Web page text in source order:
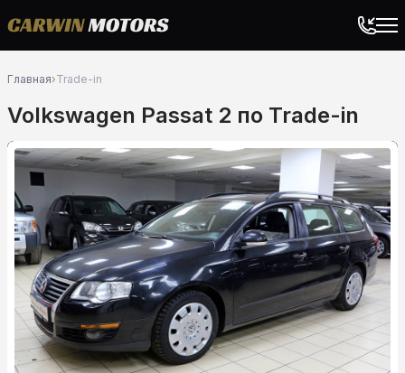
Главная›Trade-in
Volkswagen Passat 2 по Trade-in